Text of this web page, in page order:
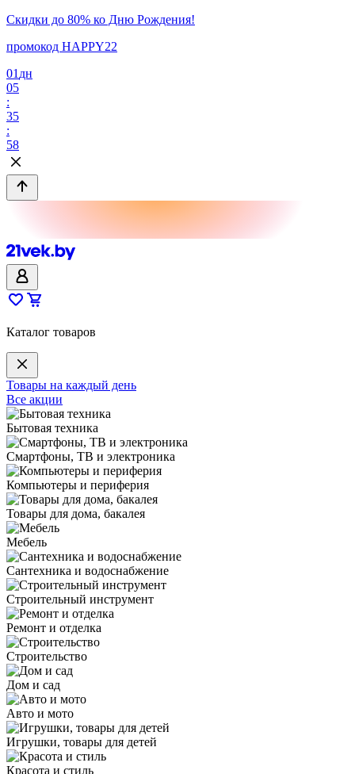
Скидки до 80% ко Дню Рождения!
промокод HAPPY22
01 дн
05
:
35
:
58
Каталог товаров
Товары на каждый день
Все акции
Бытовая техника
Смартфоны, ТВ и электроника
Компьютеры и периферия
Товары для дома, бакалея
Мебель
Сантехника и водоснабжение
Строительный инструмент
Ремонт и отделка
Строительство
Дом и сад
Авто и мото
Игрушки, товары для детей
Красота и стиль